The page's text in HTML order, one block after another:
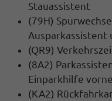
Stauassistent
(79H)
Ausparkassistent
(QR9)
(8A2)
Einparkhilfe
(KA2)